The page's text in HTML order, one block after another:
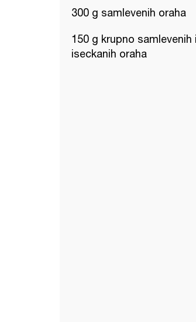
300 g samlevenih oraha
150 g krupno samlevenih
iseckanih oraha